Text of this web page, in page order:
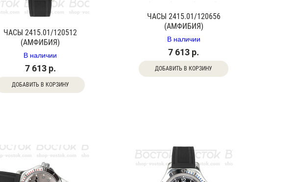
ЧАСЫ 2415.01/120512
(АМФИБИЯ)
В наличии
7 613 р.
ДОБАВИТЬ В КОРЗИНУ
ЧАСЫ 2415.01/120656
(АМФИБИЯ)
В наличии
7 613 р.
ДОБАВИТЬ В КОРЗИНУ